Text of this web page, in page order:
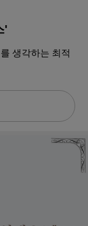
'
생각하는 최적